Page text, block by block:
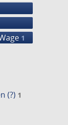
1
(?) 1